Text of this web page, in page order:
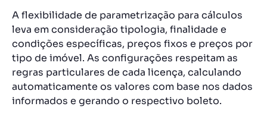
A flexibilidade de parametrização para cálculos
leva em consideração tipologia, finalidade e
condições específicas, preços fixos e preços por
tipo de imóvel. As configurações respeitam as
regras particulares de cada licença, calculando
automaticamente os valores com base nos dados
informados e gerando o respectivo boleto.